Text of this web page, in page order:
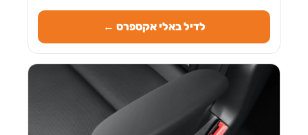
לדיל באלי אקספרס ←